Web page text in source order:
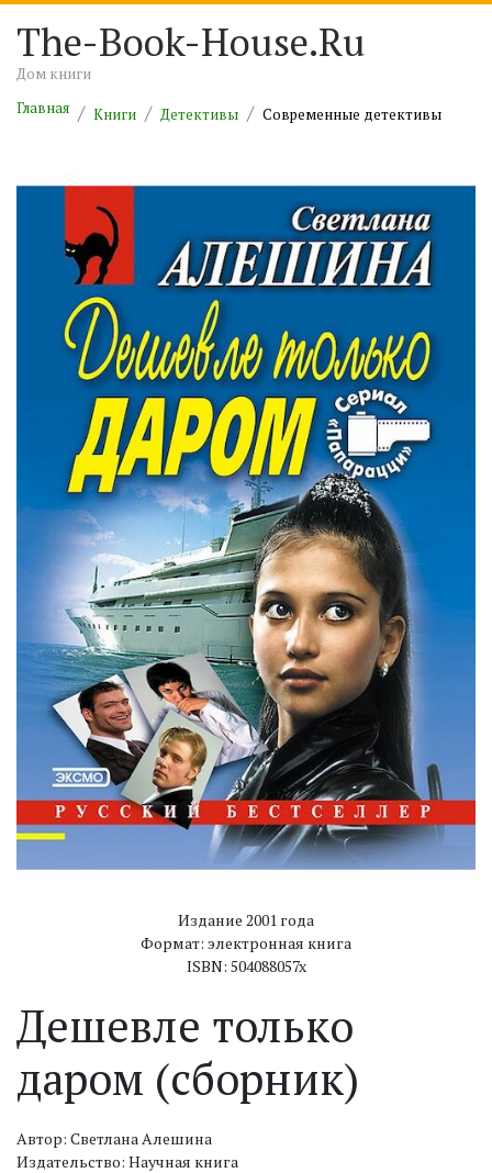
The-Book-House.Ru
Дом книги
Главная
Книги Детективы Современные детективы
Издание 2001 года
Формат: электронная книга
ISBN: 504088057x
Дешевле только
даром (сборник)
Автор: Светлана Алешина
Издательство: Научная книга